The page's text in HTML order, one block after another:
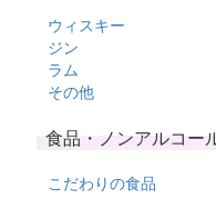
ウィスキー
ジン
ラム
その他
食品・ノンアルコー
こだわりの食品